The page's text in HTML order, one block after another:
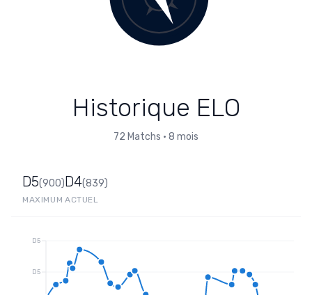
Historique ELO
72 Matchs • 8 mois
D5(900)
MAXIMUM
D4(839)
ACTUEL
D5
D5